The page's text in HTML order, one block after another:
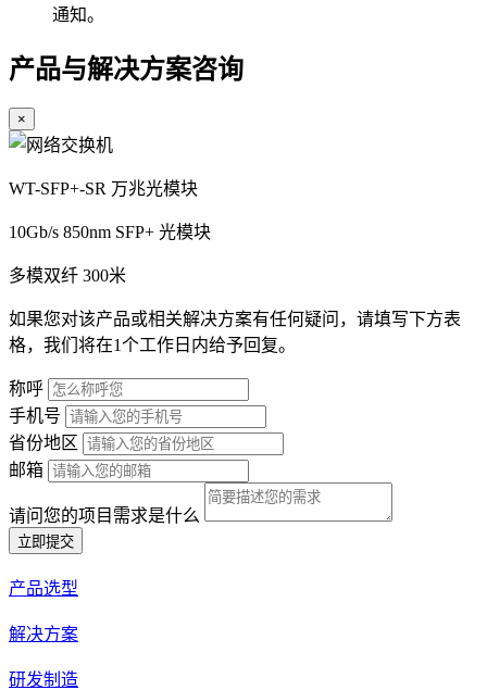
通知。
产品与解决方案咨询
×
WT-SFP+-SR 万兆光模块
10Gb/s 850nm SFP+ 光模块
多模双纤 300米
如果您对该产品或相关解决方案有任何疑问，请填写下方表
格，我们将在1个工作日内给予回复。
称呼
手机号
省份地区
邮箱
请问您的项目需求是什么
立即提交
产品选型
解决方案
研发制造